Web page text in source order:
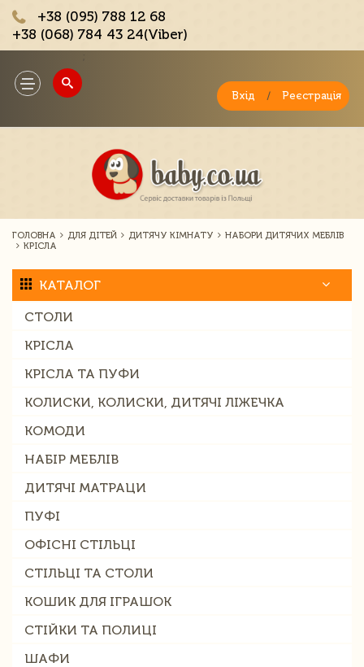
+38 (095) 788 12 68
+38 (068) 784 43 24(Viber)
Toggle
navigation
Вхід / Реєстрація
ГОЛОВНА ДЛЯ ДІТЕЙ ДИТЯЧУ КІМНАТУ
НАБОРИ ДИТЯЧИХ МЕБЛІВ
КРІСЛА
КАТАЛОГ
СТОЛИ
КРІСЛА
КРІСЛА ТА ПУФИ
КОЛИСКИ, КОЛИСКИ, ДИТЯЧІ ЛІЖЕЧКА
КОМОДИ
НАБІР МЕБЛІВ
ДИТЯЧІ МАТРАЦИ
ПУФІ
ОФІСНІ СТІЛЬЦІ
СТІЛЬЦІ ТА СТОЛИ
КОШИК ДЛЯ ІГРАШОК
СТІЙКИ ТА ПОЛИЦІ
ШАФИ